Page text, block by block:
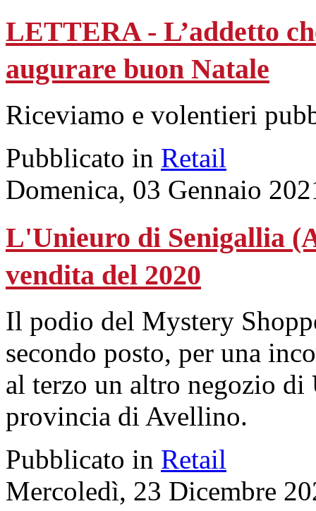
LETTERA - L’addetto
augurare buon Natale
Riceviamo e volentieri
Pubblicato in Retail
Domenica, 03 Gennaio
L'Unieuro di Senigallia
vendita del 2020
Il podio del Mystery
secondo posto, per una
al terzo un altro negozio di
provincia di Avellino.
Pubblicato in Retail
Mercoledì, 23 Dicembre